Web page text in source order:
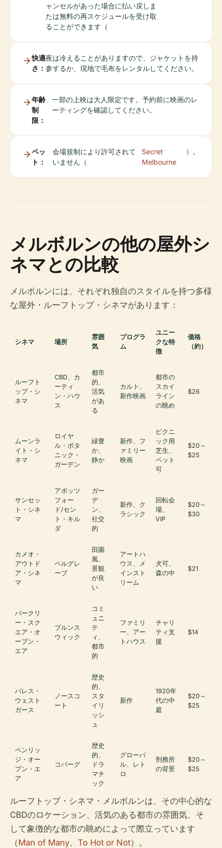
ャンセルがあった場合に払い戻しま
たは無料の再スケジュールを受け取
ることができます（
快適
さ：
夜は冷えることがありますので、ジャケットを持
参するか、現地で毛布をレンタルしてください。
年齢
制
限：
一部の上映は大人限定です。予約前に映画のレ
ーティングを確認してください。
ペッ
ト：
会場規制により許可されて
いません（
Secret
Melbourne
）。
メルボルンの他の屋外シ
ネマとの比較
メルボルンには、それぞれ独自のスタイルを持つ多様
な屋外・ルーフトップ・シネマがあります：
シネマ 場所
雰囲
気
プログラ
ム
ユニー
クな特
徴
価格
（約）
ルーフト
ップ・シ
ネマ
CBD、カ
ーティ
ン・ハウ
ス
都市
的、
活気
があ
る
カルト、
新作映画
都市の
スカイ
ライン
の眺め
$26
ムーンラ
イト・シ
ネマ
ロイヤ
ル・ボタ
ニック・
ガーデン
緑豊
か、
静か
新作、フ
ァミリー
映画
ピクニ
ック用
芝生、
ペット
可
$20～
$25
サンセッ
ト・シネ
マ
アボッツ
フォー
ド/セン
ト・キル
ダ
ガー
デ
ン、
社交
的
新作、ク
ラシック
回転会
場、
VIP
$20～
$30
カメオ・
アウトド
ア・シネ
マ
ベルグレ
ーブ
田園
風、
景観
が良
い
アートハ
ウス、メ
インスト
リーム
犬可、
森の中
$21
バークリ
ー・スク
エア・オ
ープン・
エア
ブルンス
ウィック
コミ
ュニ
テ
ィ、
都市
的
ファミリ
ー、アー
トハウス
チャリ
ティ支
援
$14
パレス・
ウェスト
ガース
ノースコ
ート
歴史
的、
スタ
イリ
ッシ
ュ
新作
1920年
代の中
庭
$20～
$25
ペンリッ
ジ・オー
プン・エ
ア
コバーグ
歴史
的、
ドラ
マチ
ック
グローバ
ル、レト
ロ
刑務所
の背景
$20～
$25
ルーフトップ・シネマ・メルボルンは、その中心的な
CBDのロケーション、活気のある都市の雰囲気、そ
して象徴的な都市の眺めによって際立っています
（Man of Many、 To Hot or Not）。